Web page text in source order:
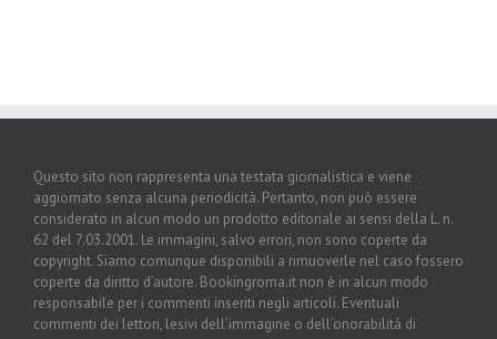
Questo sito non rappresenta una testata giornalistica e viene
aggiornato senza alcuna periodicità. Pertanto, non può essere
considerato in alcun modo un prodotto editoriale ai sensi della L. n.
62 del 7.03.2001. Le immagini, salvo errori, non sono coperte da
copyright. Siamo comunque disponibili a rimuoverle nel caso fossero
coperte da diritto d’autore. Bookingroma.it non è in alcun modo
responsabile per i commenti inseriti negli articoli. Eventuali
commenti dei lettori, lesivi dell’immagine o dell’onorabilità di